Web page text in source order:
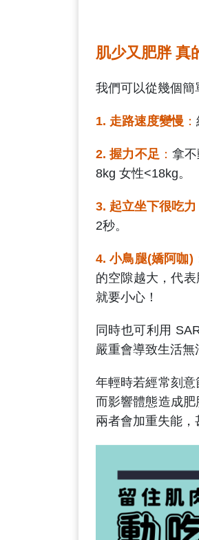
肌少又肥胖 真
我們可以從幾個簡
1. 走路速度變慢 ：
2.握力不足：拿
8kg 女性<18kg。
3. 起立坐下很吃力
2秒。
4.小鳥腿(嬌阿咖)
的空隙越大，代
就要小心！
同時也可利用
嚴重會導致生活無
年輕時若經常刻
而影響體態造成
兩者會加重失能，